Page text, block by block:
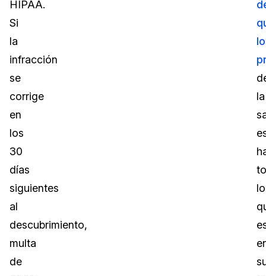
HIPAA.
Si
la
infracción
se
corrige
en
los
30
días
siguientes
al
descubrimiento,
multa
de
la
lo